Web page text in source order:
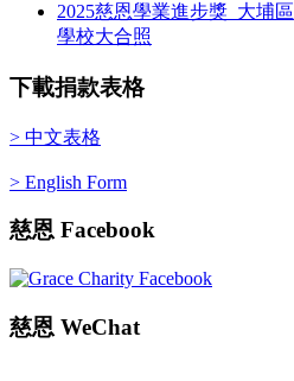
2025慈恩學業進步獎_大埔區
學校大合照
下載捐款表格
> 中文表格
> English Form
慈恩 Facebook
慈恩 WeChat